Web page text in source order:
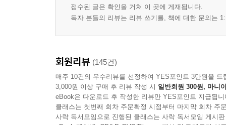
접수된 글은 확인을 거쳐 이 곳에 게재됩니다.
독자 분들의 리뷰는 리뷰 쓰기를, 책에 대한 문의는
회원리뷰 (145건)
매주 10건의 우수리뷰를 선정하여 YES포인트 3만원을 드
3,000원 이상 구매 후 리뷰 작성 시 일반회원 300원, 마니
eBook은 다운로드 후 작성한 리뷰만 YES포인트 지급됩니
클래스는 첫번째 회차 주문확정 시점부터 마지막 회차 주
사락 독서모임으로 진행된 클래스는 사락 독서모임 게시